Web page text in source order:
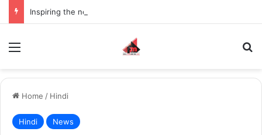
Home / Hindi
Hindi News